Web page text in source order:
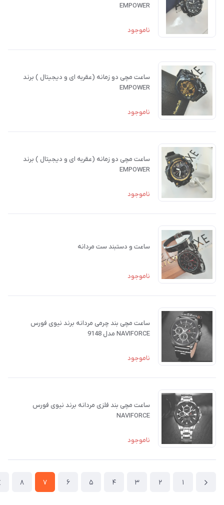
EMPOWER
ناموجود
ساعت مچی دو زمانه (عقربه ای و دیجیتال ) برند
EMPOWER
ناموجود
ساعت مچی دو زمانه (عقربه ای و دیجیتال ) برند
EMPOWER
ناموجود
ساعت و دستبند ست مردانه
ناموجود
ساعت مچی بند چرمی مردانه برند نیوی فورس
NAVIFORCE مدل 9148
ناموجود
ساعت مچی بند فلزی مردانه برند نیوی فورس
NAVIFORCE
ناموجود
1
2
3
4
5
6
7
8